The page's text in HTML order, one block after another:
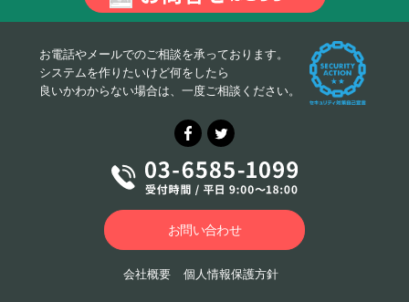
お電話やメールでのご相談を承っております。
システムを作りたいけど何をしたら
良いかわからない場合は、一度ご相談ください。
お問い合わせ
会社概要 個人情報保護方針